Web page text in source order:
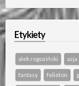
Etykiety
alek rogoziński azja
fantasy felieton